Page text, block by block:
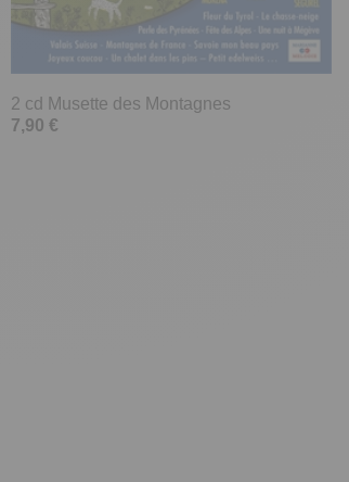
2 cd Musette des Montagnes
7,90 €